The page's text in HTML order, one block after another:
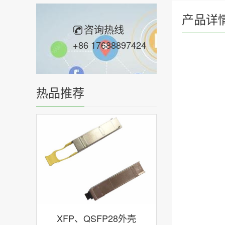
咨询热线
+86 17688897424
热品推荐
XFP、QSFP28外壳
产品详